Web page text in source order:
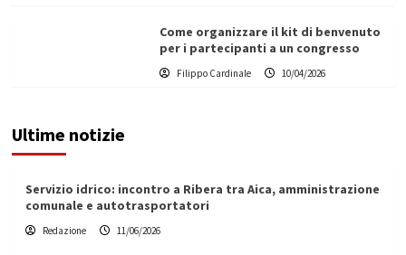
Come organizzare il kit di benvenuto
per i partecipanti a un congresso
Filippo Cardinale 10/04/2026
Ultime notizie
Servizio idrico: incontro a Ribera tra Aica, amministrazione
comunale e autotrasportatori
Redazione 11/06/2026